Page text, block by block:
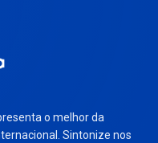
o melhor da
Sintonize nos